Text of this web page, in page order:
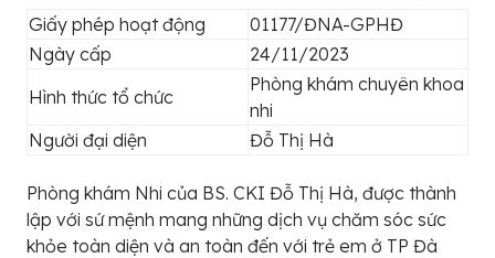
Giấy phép hoạt động
01177/ĐNA-GPHĐ
Ngày cấp
24/11/2023
Hình thức tổ chức
Phòng khám chuyên khoa
nhi
Người đại diện
Đỗ Thị Hà
Phòng khám Nhi của BS. CKI Đỗ Thị Hà, được thành
lập với sứ mệnh mang những dịch vụ chăm sóc sức
khỏe toàn diện và an toàn đến với trẻ em ở TP Đà